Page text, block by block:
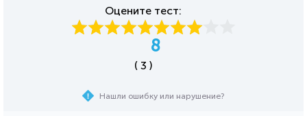
Оцените тест:
8
( 3 )
Нашли ошибку или нарушение?